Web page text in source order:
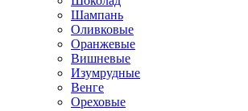
Шампань
Оливковые
Оранжевые
Вишневые
Изумрудные
Венге
Ореховые